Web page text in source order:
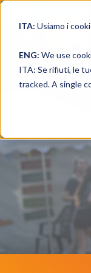
ITA: Usiamo i
ENG: We use
ITA: Se rifiuti, le
tracked. A single